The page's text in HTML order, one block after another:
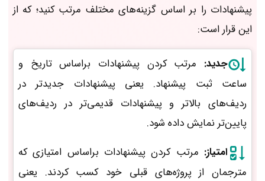
پیشنهادات را بر اساس گزینه‌های مختلف مرتب کنید؛ که از
این قرار است:
جدید: مرتب کردن پیشنهادات براساس تاریخ و
ساعت ثبت پیشنهاد. یعنی پیشنهادات جدیدتر در
ردیف‌های بالاتر و پیشنهادات قدیمی‌تر در ردیف‌های
پایین‌تر نمایش داده شود.
امتیاز: مرتب کردن پیشنهادات براساس امتیازی که
مترجمان از پروژه‌های قبلی خود کسب کردند. یعنی